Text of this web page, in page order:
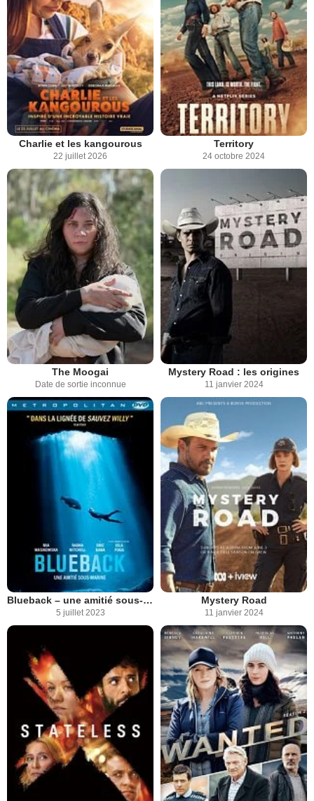
Charlie et les kangourous
22 juillet 2026
Territory
24 octobre 2024
The Moogai
Date de sortie inconnue
Mystery Road : les origines
11 janvier 2024
Blueback – une amitié sous-marine
5 juillet 2023
Mystery Road
11 janvier 2024